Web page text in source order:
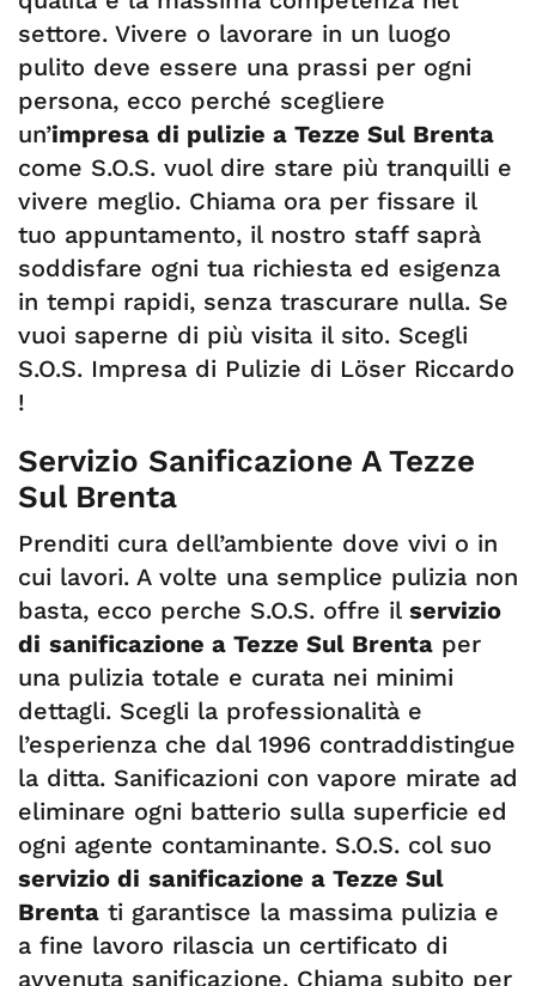
settore. Vivere o lavorare in un luogo
pulito deve essere una prassi per ogni
persona, ecco perché scegliere
un’impresa di pulizie a Tezze Sul Brenta
come S.O.S. vuol dire stare più tranquilli e
vivere meglio. Chiama ora per fissare il
tuo appuntamento, il nostro staff saprà
soddisfare ogni tua richiesta ed esigenza
in tempi rapidi, senza trascurare nulla. Se
vuoi saperne di più visita il sito. Scegli
S.O.S. Impresa di Pulizie di Löser Riccardo
!
Servizio Sanificazione A Tezze
Sul Brenta
Prenditi cura dell’ambiente dove vivi o in
cui lavori. A volte una semplice pulizia non
basta, ecco perche S.O.S. offre il servizio
di sanificazione a Tezze Sul Brenta per
una pulizia totale e curata nei minimi
dettagli. Scegli la professionalità e
l’esperienza che dal 1996 contraddistingue
la ditta. Sanificazioni con vapore mirate ad
eliminare ogni batterio sulla superficie ed
ogni agente contaminante. S.O.S. col suo
servizio di sanificazione a Tezze Sul
Brenta ti garantisce la massima pulizia e
a fine lavoro rilascia un certificato di
avvenuta sanificazione. Chiama subito per